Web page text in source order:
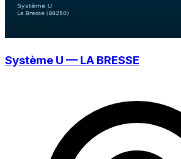
Système U — LA BRESSE